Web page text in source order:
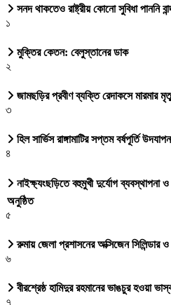
সনদ থাকতেও রাষ্ট্রীয় কোনো সুবিধা পাননি
১
মুক্তির কেতন: বেলুস্তানের ডাক
২
জামছড়ির প্রবীণ ব্যক্তি রেদাকসে
৩
হিল সার্ভিস রাঙ্গামাটির সপ্তম বর্ষপূর্তি
৪
নাইক্ষ্যংছড়িতে বহুমুখী দুর্যোগ
অনুষ্ঠিত
৫
রুমায় জেলা প্রশাসনের অক্সিজেন সিলিন্ডার ও
৬
বীরশ্রেষ্ঠ হামিদুর রহমানের ভাঙচুর হওয়া
৭